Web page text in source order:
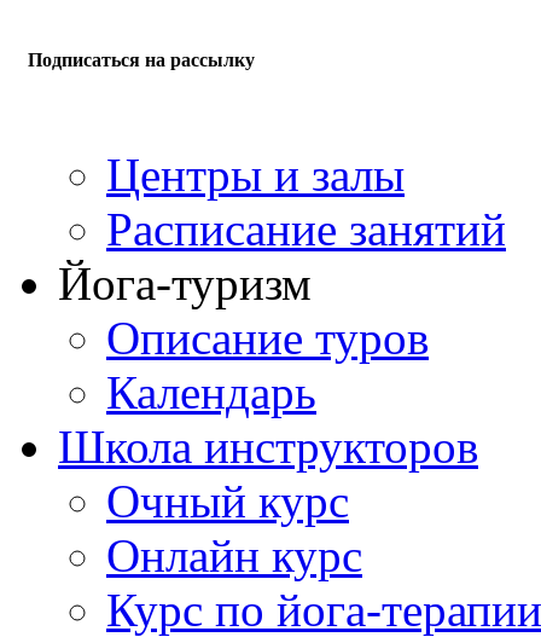
Подписаться на рассылку
Центры и залы
Расписание занятий
Йога-туризм
Описание туров
Календарь
Школа инструкторов
Очный курс
Онлайн курс
Курс по йога-терапии